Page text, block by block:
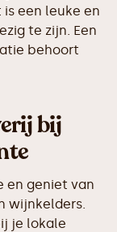
een leuke en
te zijn. Een
behoort
bij
en geniet van
wijnkelders.
je lokale